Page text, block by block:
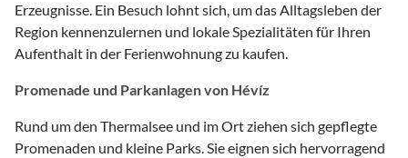
Erzeugnisse. Ein Besuch lohnt sich, um das Alltagsleben der
Region kennenzulernen und lokale Spezialitäten für Ihren
Aufenthalt in der Ferienwohnung zu kaufen.
Promenade und Parkanlagen von Hévíz
Rund um den Thermalsee und im Ort ziehen sich gepflegte
Promenaden und kleine Parks. Sie eignen sich hervorragend